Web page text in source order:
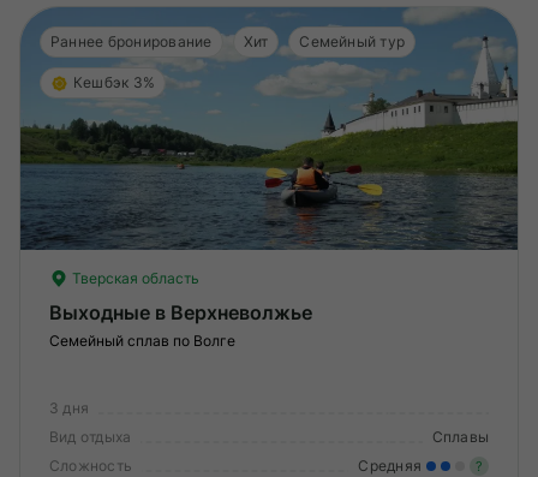
Раннее бронирование Хит Семейный тур
Кешбэк 3%
Тверская область
Выходные в Верхневолжье
Семейный сплав по Волге
3 дня
Вид отдыха
Сплавы
Сложность
Средняя ?